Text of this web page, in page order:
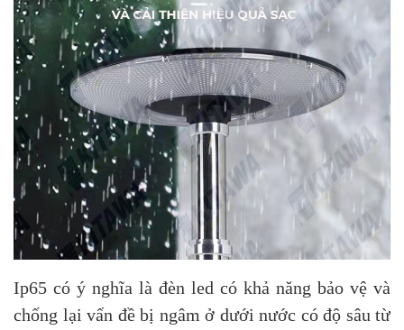
Ip65 có ý nghĩa là đèn led có khả năng bảo vệ và
chống lại vấn đề bị ngâm ở dưới nước có độ sâu từ